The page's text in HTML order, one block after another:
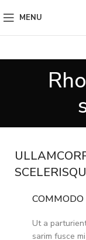
MENU
COMMODO
Ut a
sarim fusce